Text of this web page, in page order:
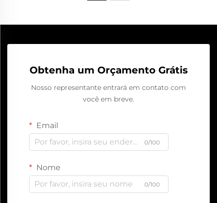
Obtenha um Orçamento Grátis
Nosso representante entrará em contato com
você em breve.
Email
0/100
Nome
0/100